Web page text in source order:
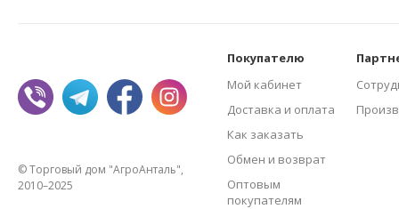
© Торговый дом "АгроАнталь",
2010–2025
Покупателю
Мой кабинет
Доставка и оплата
Как заказать
Обмен и возврат
Оптовым
покупателям